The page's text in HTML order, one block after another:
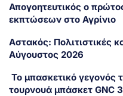
Απογοητευτικός ο
εκπτώσεων στο Αγρίνιο
Αστακός: Πολιτιστικές
Αύγουστος 2026
Το μπασκετικό γεγονός
τουρνουά μπάσκετ GNC